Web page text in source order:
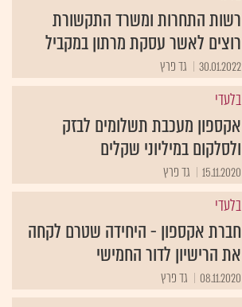
רשות התחרות ומשרד התקשורת
רוצים לאשר עסקת מרתון במקביל
30.01.2022 גד פרץ
בלעדי
אקספון מעכבת תשלומים לבזק
ולסלקום במיליוני שקלים
15.11.2020 גד פרץ
בלעדי
חברת אקספון - היחידה שטרם לקחה
את הרישיון לדור החמישי
08.11.2020 גד פרץ